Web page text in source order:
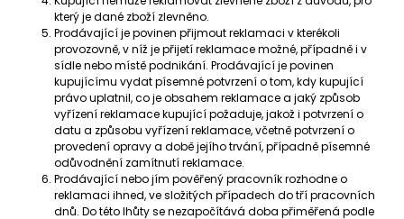
který je dané zboží zlevněno.
Prodávající je povinen přijmout reklamaci v kterékoli
provozovně, v níž je přijetí reklamace možné, případně i v
sídle nebo místě podnikání. Prodávající je povinen
kupujícímu vydat písemné potvrzení o tom, kdy kupující
právo uplatnil, co je obsahem reklamace a jaký způsob
vyřízení reklamace kupující požaduje, jakož i potvrzení o
datu a způsobu vyřízení reklamace, včetně potvrzení o
provedení opravy a době jejího trvání, případně písemné
odůvodnění zamítnutí reklamace.
Prodávající nebo jím pověřený pracovník rozhodne o
reklamaci ihned, ve složitých případech do tří pracovních
dnů. Do této lhůty se nezapočítává doba přiměřená podle